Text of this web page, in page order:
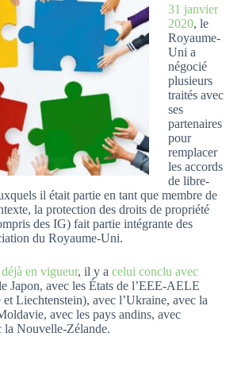
31 janvier
2020, le
Royaume-
Uni a
négocié
plusieurs
traités avec
ses
partenaires
pour
remplacer
les accords
de libre-
il était partie en tant que membre de
la protection des droits de propriété
des IG) fait partie intégrante des
du Royaume-Uni.
en vigueur, il y a celui conclu avec
Japon, avec les États de l’EEE-AELE
Liechtenstein), avec l’Ukraine, avec la
avec les pays andins, avec
la Nouvelle-Zélande.